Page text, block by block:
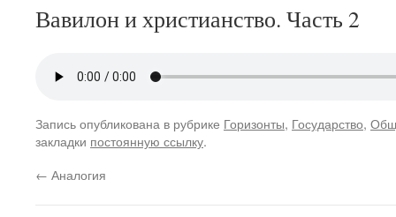
Вавилон и христианство. Часть 2
Запись опубликована в рубрике Горизонты, Государство,
закладки постоянную ссылку.
← Аналогия